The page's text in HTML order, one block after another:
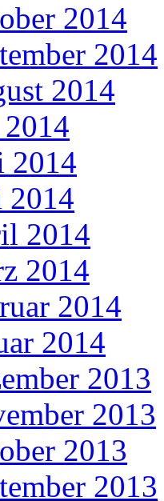
2014
2014
2014
2014
2014
2014
2014
2014
2014
2013
2013
2013
2013